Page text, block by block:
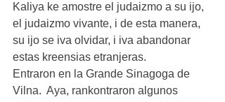
Kaliya ke amostre el judaizmo a su ijo,
el judaizmo vivante, i de esta manera,
su ijo se iva olvidar, i iva abandonar
estas kreensias etranjeras.
Entraron en la Grande Sinagoga de
Vilna.  Aya, rankontraron algunos